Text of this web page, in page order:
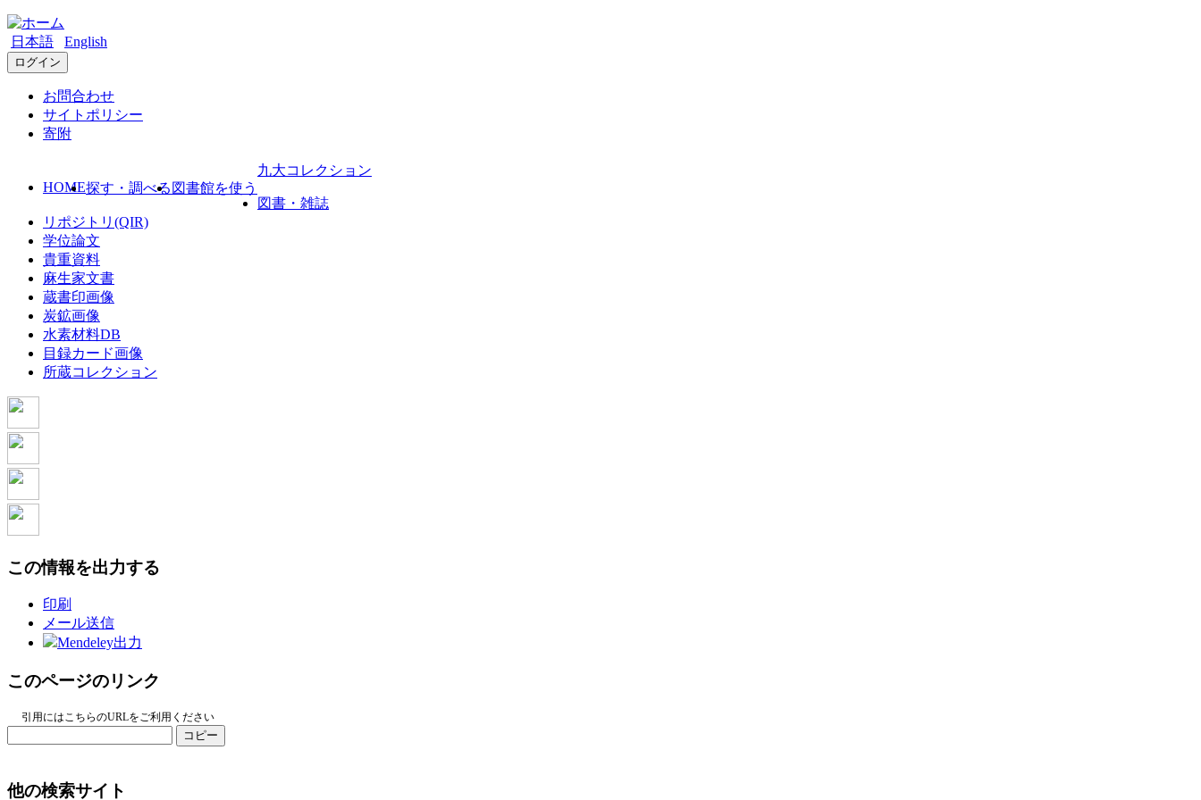
日本語 English
ログイン
お問合わせ
サイトポリシー
寄附
HOME探す・調べる 図書館を使う
九大コレクション
図書・雑誌
リポジトリ(QIR)
学位論文
貴重資料
麻生家文書
蔵書印画像
炭鉱画像
水素材料DB
目録カード画像
所蔵コレクション
この情報を出力する
印刷
メール送信
Mendeley出力
このページのリンク
引用にはこちらのURLをご利用ください
コピー
他の検索サイト